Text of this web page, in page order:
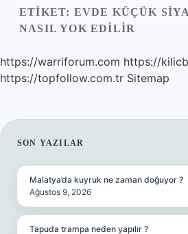
Yasal Uyarı
ETIKET: EVDE KÜÇÜK
NASIL YOK EDILIR
https://warriforum.com https://
https://topfollow.com.tr Sitemap
SIDEBAR
SON YAZILAR
Malatya’da kuyruk ne zaman doğuyor ?
Ağustos 9, 2026
Tapuda trampa neden yapılır ?